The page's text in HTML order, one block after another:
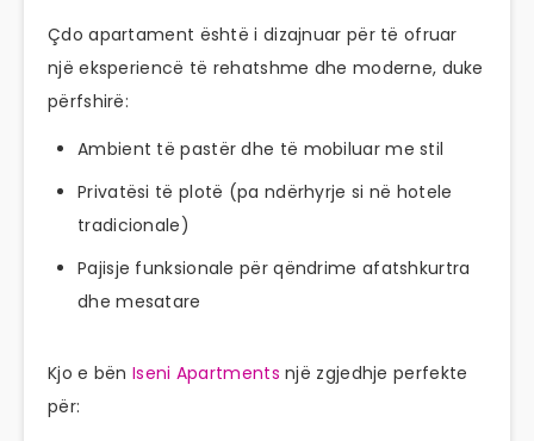
Çdo apartament është i dizajnuar për të ofruar
një eksperiencë të rehatshme dhe moderne, duke
përfshirë:
Ambient të pastër dhe të mobiluar me stil
Privatësi të plotë (pa ndërhyrje si në hotele
tradicionale)
Pajisje funksionale për qëndrime afatshkurtra
dhe mesatare
Kjo e bën Iseni Apartments një zgjedhje perfekte
për: